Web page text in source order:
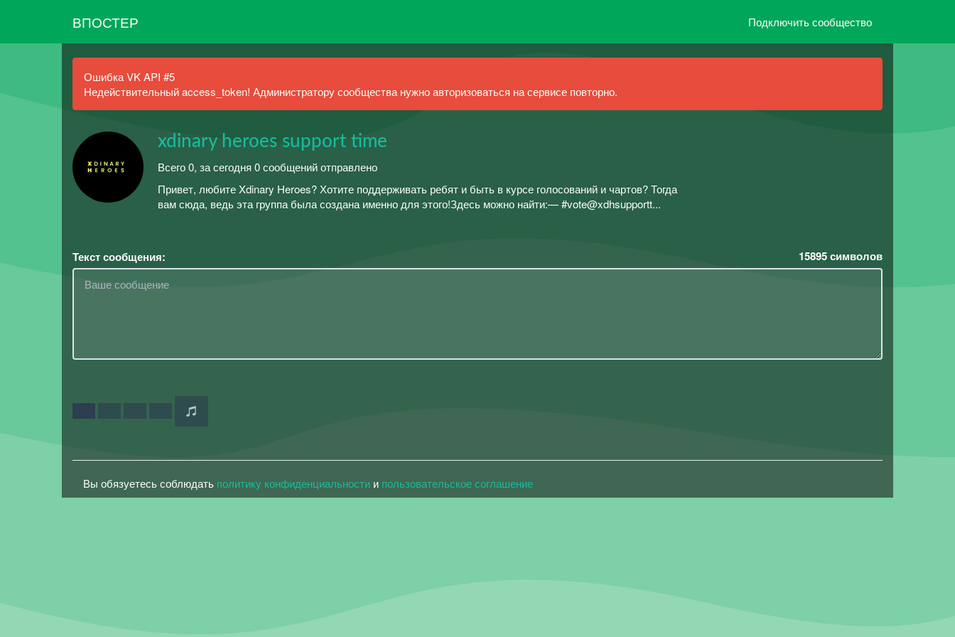
ВПОСТЕР Подключить сообщество
Ошибка VK API #5
Недействительный access_token! Администратору сообщества нужно авторизоваться на сервисе повторно.
xdinary heroes support time
Всего 0, за сегодня 0 сообщений отправлено
Привет, любите Xdinary Heroes? Хотите поддерживать ребят и быть в курсе голосований и чартов? Тогда
вам сюда, ведь эта группа была создана именно для этого!Здесь можно найти:— #vote@xdhsupportt...
Текст сообщения: 15895символов
Вы обязуетесь соблюдать политику конфиденциальности и пользовательское соглашение